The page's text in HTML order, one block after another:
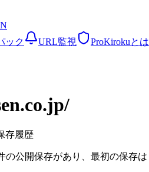
ック URL監視 ProKirokuとは
/
存履歴
の公開保存があり、最初の保存は